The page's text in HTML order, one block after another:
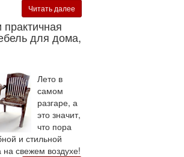
Читать далее
для дома,
Лето в
самом
разгаре, а
это значит,
что пора
и стильной
свежем воздухе!